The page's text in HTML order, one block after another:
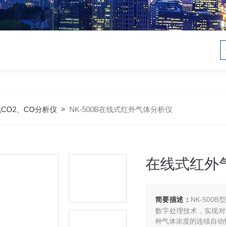
、CO分析仪 > NK-500B在线式红外气体分析仪
在线式红外
简要描述： NK-500B
数字处理技术，实现
种气体浓度的连续自